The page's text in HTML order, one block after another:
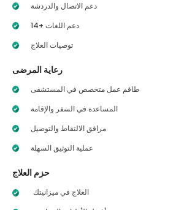
دعم الاتصال والدردشة
14+ دعم اللغات
توصيات العلاج
رعاية المرضى
طاقم عمل متخصص في المستشفى
المساعدة في السفر والإقامة
مرافق الالتقاط والتوصيل
عملية التوثيق السهلة
حزم العلاج
العلاج في ميزانيتك